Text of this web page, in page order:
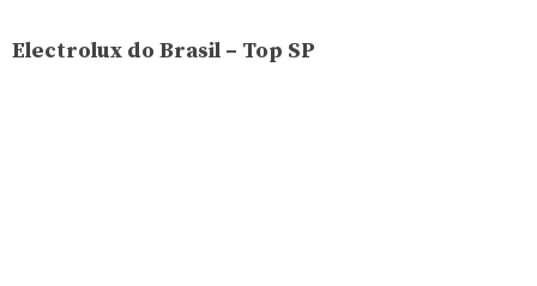
Electrolux do Brasil – Top SP